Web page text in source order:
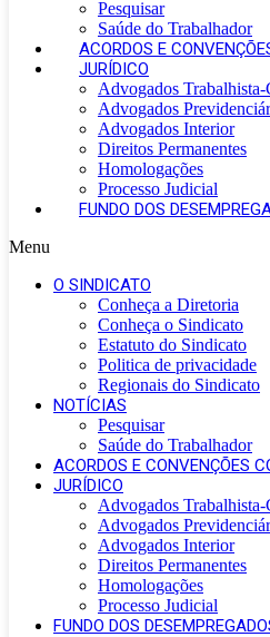
Pesquisar
Saúde do Trabalhador
ACORDOS E
JURÍDICO
Advogados
Advogados
Advogados Interior
Direitos Permanentes
Homologações
Processo Judicial
FUNDO DOS
Menu
O SINDICATO
Conheça a Diretoria
Conheça o Sindicato
Estatuto do Sindicato
Politica de privacidade
Regionais do Sindicato
NOTÍCIAS
Pesquisar
Saúde do Trabalhador
ACORDOS E CONVENÇÕES
JURÍDICO
Advogados
Advogados
Advogados Interior
Direitos Permanentes
Homologações
Processo Judicial
FUNDO DOS